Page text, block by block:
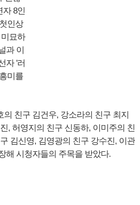
자 8인
인상
묘하
과 이
자 '러
미를
의 친구 김건우, 강소라의 친구 최지
, 허영지의 친구 신동하, 이미주의 친
김신영, 김영광의 친구 강수진, 이관
해 시청자들의 주목을 받았다.